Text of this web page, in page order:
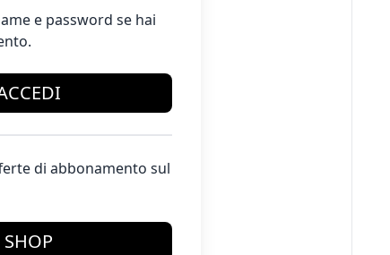
e password se hai
di abbonamento sul
SHOP